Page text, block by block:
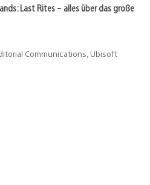
Last Rites – alles über das große
Communications, Ubisoft